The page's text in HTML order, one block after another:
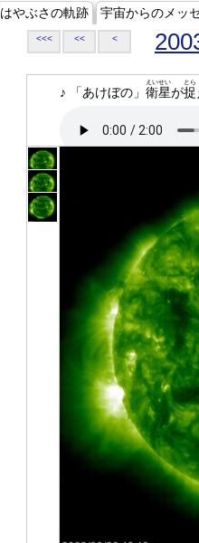
はやぶさの軌跡 宇宙からのメッ
<<< << <
♪ 「あけぼの」 衛星
えいせい
が捉
とら